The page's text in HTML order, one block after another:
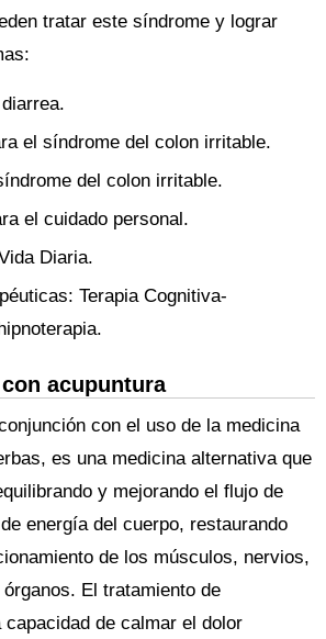
tratar este síndrome y lograr
el síndrome del colon irritable.
del colon irritable.
el cuidado personal.
Diaria.
Terapia Cognitiva-
acupuntura
con el uso de la medicina
es una medicina alternativa que
y mejorando el flujo de
energía del cuerpo, restaurando
de los músculos, nervios,
El tratamiento de
de calmar el dolor